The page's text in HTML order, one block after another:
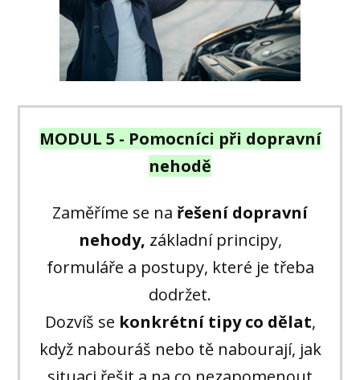
MODUL 5 - Pomocníci při dopravní
nehodě
Zaměříme se na řešení dopravní
nehody, základní principy,
formuláře a postupy, které je třeba
dodržet.
Dozvíš se konkrétní tipy co dělat,
když nabouráš nebo tě nabourají, jak